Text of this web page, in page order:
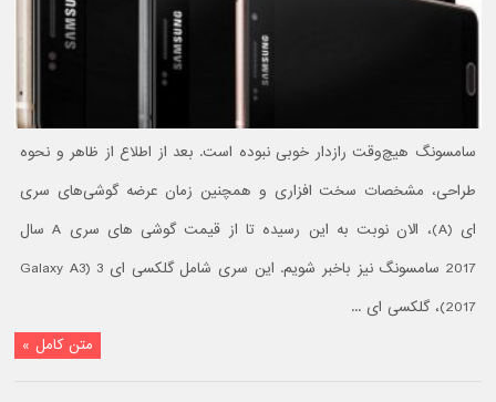
سامسونگ هیچ‌وقت رازدار خوبی نبوده است. بعد از اطلاع از ظاهر و نحوه
طراحی، مشخصات سخت افزاری و همچنین زمان عرضه گوشی‌های سری
ای (A)، الان نوبت به این رسیده تا از قیمت گوشی‌ های سری A سال
2017 سامسونگ نیز باخبر شویم. این سری شامل گلکسی ای 3 (Galaxy A3
2017)، گلکسی ای ...
متن کامل »